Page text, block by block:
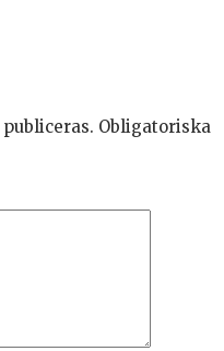
Obligatoriska